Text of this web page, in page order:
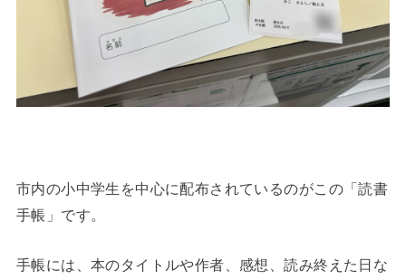
市内の小中学生を中心に配布されているのがこの「読書
手帳」です。
手帳には、本のタイトルや作者、感想、読み終えた日な